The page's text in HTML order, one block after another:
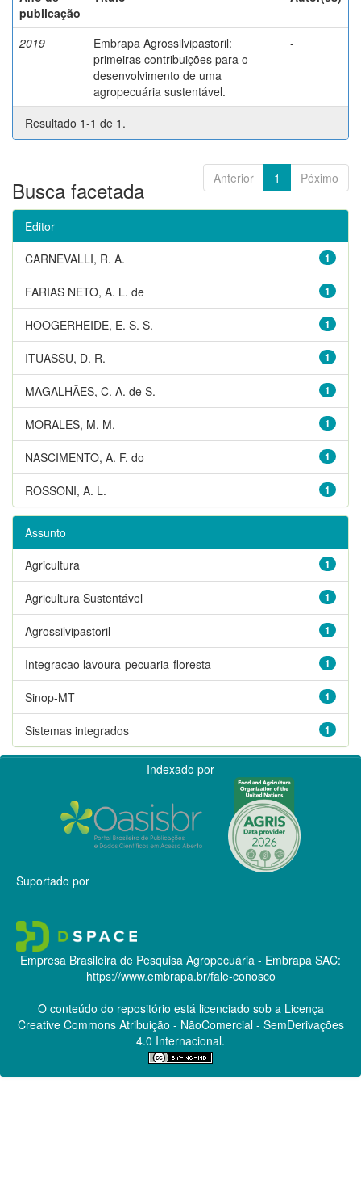
publicação
2019
Embrapa Agrossilvipastoril:
primeiras contribuições para o
desenvolvimento de uma
agropecuária sustentável.
-
Resultado 1-1 de 1.
Anterior 1 Póximo
Busca facetada
Editor
1
CARNEVALLI, R. A.
1
FARIAS NETO, A. L. de
1
HOOGERHEIDE, E. S. S.
1
ITUASSU, D. R.
1
MAGALHÃES, C. A. de S.
1
MORALES, M. M.
1
NASCIMENTO, A. F. do
1
ROSSONI, A. L.
Assunto
1
Agricultura
1
Agricultura Sustentável
1
Agrossilvipastoril
1
Integracao lavoura-pecuaria-floresta
1
Sinop-MT
1
Sistemas integrados
Indexado por
Suportado por
Empresa Brasileira de Pesquisa Agropecuária - Embrapa SAC:
https://www.embrapa.br/fale-conosco
O conteúdo do repositório está licenciado sob a Licença
Creative CommonsAtribuição - NãoComercial - SemDerivações
4.0 Internacional.